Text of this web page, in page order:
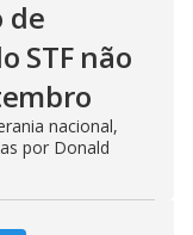
de
STF não
nacional,
por Donald